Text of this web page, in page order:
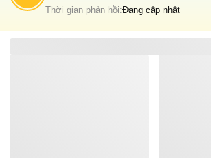
Thời gian phản hồi:Đang cập nhật